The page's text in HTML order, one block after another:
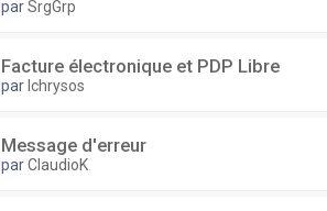
parSrgGrp
Facture électronique et PDP Libre
par lchrysos
Message d'erreur
parClaudioK